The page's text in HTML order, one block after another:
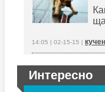
14:05 | 02-15-15 |
Интересно